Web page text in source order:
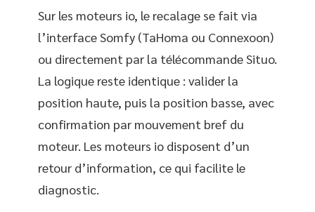
Sur les moteurs io, le recalage se fait via
l’interface Somfy (TaHoma ou Connexoon)
ou directement par la télécommande Situo.
La logique reste identique : valider la
position haute, puis la position basse, avec
confirmation par mouvement bref du
moteur. Les moteurs io disposent d’un
retour d’information, ce qui facilite le
diagnostic.